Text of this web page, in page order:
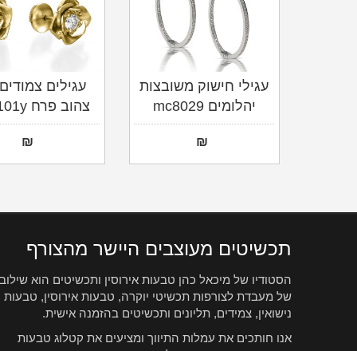
עגילי חישוק משובצות
יהלומים mc8029
₪
עגילים
צהוב פרח mc8101y
₪
תכשיטים מעוצבים היישר מהצורף
הסטודיו של מיכאל כהן טבעות אירוסין ותכשיטים הוא שילוב
של מעבדת לצורפות תכשיטי יוקרה, טבעות אירוסין, טבעות
נישואין, צמידים, תליונים ותכשיטים בהזמנה אישית.
אנו חותכים את עמלות התיווך ומציעים את קטלוג טבעות